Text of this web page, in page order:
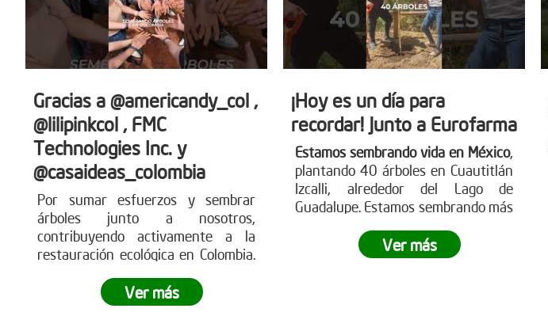
Gracias a @americandy_col ,
@lilipinkcol , FMC
Technologies Inc. y
@casaideas_colombia
Por sumar esfuerzos y sembrar
árboles junto a nosotros,
contribuyendo activamente a la
restauración ecológica en Colombia.
ambiental real, fortalecen los
ecosistemas y demuestran cómo el
Ver más
¡Hoy es un día para
recordar! Junto a Eurofarma
Estamos sembrando vida en México,
plantando 40 árboles en Cuautitlán
Izcalli, alrededor del Lago de
Guadalupe. Estamos sembrando más
comunidad y esperanza para
nuestro planeta.¿Te gustaría ser
Ver más